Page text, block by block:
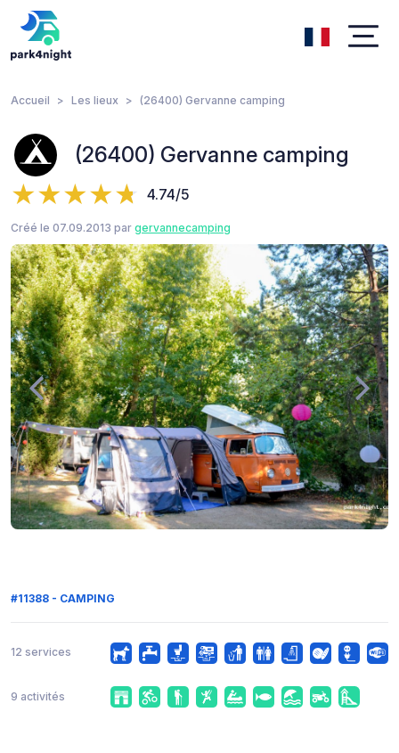
Accueil Les lieux (26400) Gervanne camping
(26400) Gervanne camping
4.74/5
Créé le 07.09.2013 par gervannecamping
#11388 - CAMPING
12 services
9 activités